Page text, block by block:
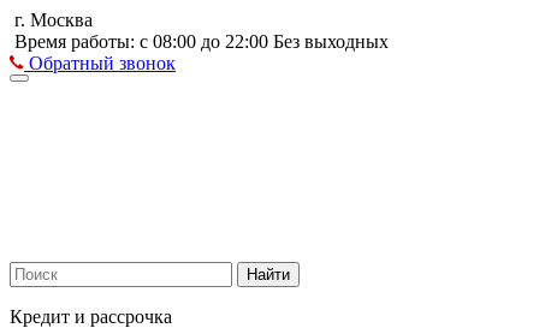
г. Москва
Время работы: с 08:00 до 22:00 Без выходных
Обратный звонок
Найти
Кредит и рассрочка